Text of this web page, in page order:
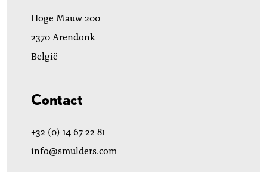
Hoge Mauw 200
2370 Arendonk
België
Contact
+32 (0) 14 67 22 81
info@smulders.com